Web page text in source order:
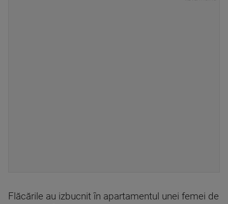
Flăcările au izbucnit în apartamentul unei femei de